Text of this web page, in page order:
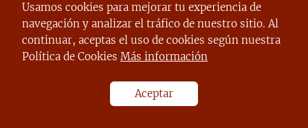
★
Usamos cookies para mejorar tu experiencia de
navegación y analizar el tráfico de nuestro sitio. Al
continuar, aceptas el uso de cookies según nuestra
Política de Cookies Más información
Aceptar